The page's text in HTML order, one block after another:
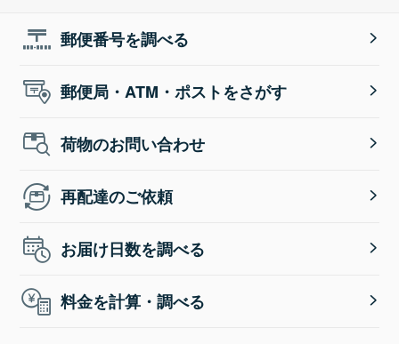
郵便番号を調べる
郵便局・ATM・ポストをさがす
荷物のお問い合わせ
再配達のご依頼
お届け日数を調べる
料金を計算・調べる